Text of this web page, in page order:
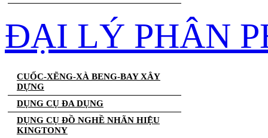
ĐẠI LÝ PHÂN
CUỐC-XẼNG-XÀ BENG-BAY XÂY
DỰNG
DỤNG CỤ ĐA DỤNG
DỤNG CỤ ĐỒ NGHỀ NHÃN HIỆU
KINGTONY